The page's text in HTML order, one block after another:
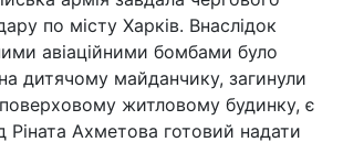
по місту Харків. Внаслідок
авіаційними бомбами було
дитячому майданчику, загинули
житловому будинку, є
Ріната Ахметова готовий надати